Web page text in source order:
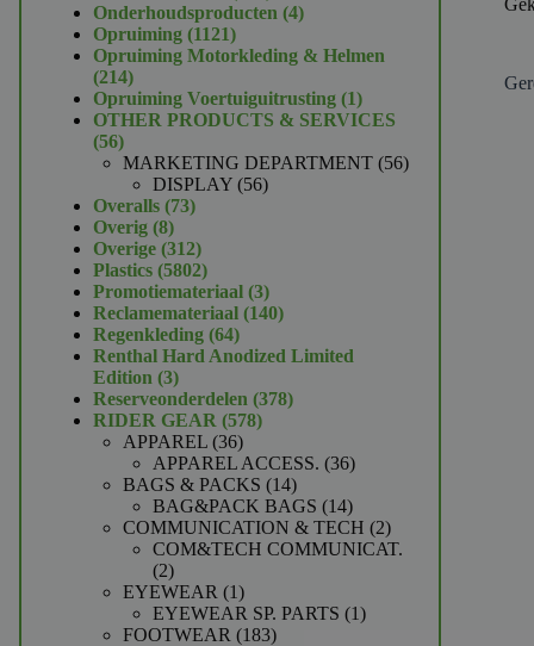
producten
Onderhoudsproducten 44
Opruiming 11211121
producten
Opruiming Motorkleding & Helmen
214214
producten
Opruiming Voertuiguitrusting 11
product
OTHER PRODUCTS & SERVICES
5656
producten
MARKETING DEPARTMENT 5656
DISPLAY 5656
Overalls 7373
Overig 88
producten
Overige 312312
producten
Plastics 58025802
producten
Promotiemateriaal 33
producten
Reclamemateriaal 140140
Regenkleding 6464
producten
Renthal Hard Anodized Limited
Edition 33
producten
Reserveonderdelen 378378
RIDER GEAR 578578
APPAREL 3636
producten
APPAREL ACCESS. 3636
BAGS & PACKS 1414
producten
BAG&PACK BAGS 1414
producten
COMMUNICATION & TECH 22
producten
COM&TECH COMMUNICAT.
22
producten
EYEWEAR 11
product
EYEWEAR SP. PARTS 11
FOOTWEAR 183183